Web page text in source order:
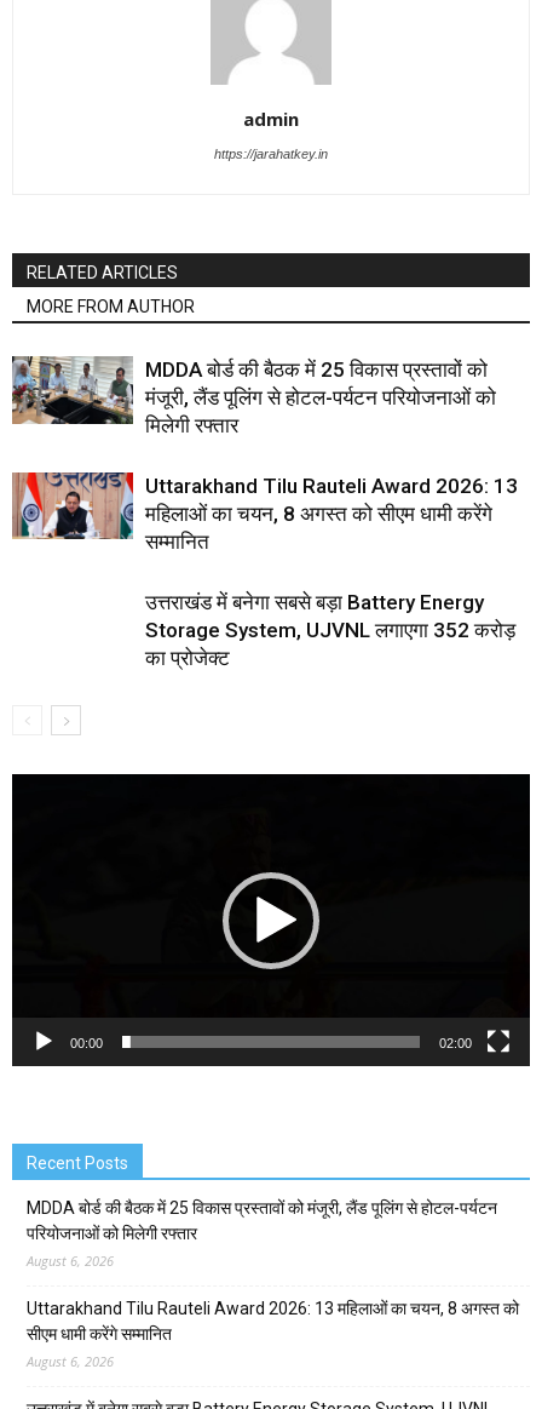
admin
https://jarahatkey.in
RELATED ARTICLES
MORE FROM AUTHOR
MDDA बोर्ड की बैठक में 25 विकास प्रस्तावों को
मंजूरी, लैंड पूलिंग से होटल-पर्यटन परियोजनाओं को
मिलेगी रफ्तार
Uttarakhand Tilu Rauteli Award 2026: 13
महिलाओं का चयन, 8 अगस्त को सीएम धामी करेंगे
सम्मानित
उत्तराखंड में बनेगा सबसे बड़ा Battery Energy
Storage System, UJVNL लगाएगा 352 करोड़
का प्रोजेक्ट
00:00 02:00
Recent Posts
MDDA बोर्ड की बैठक में 25 विकास प्रस्तावों को मंजूरी, लैंड पूलिंग से होटल-पर्यटन
परियोजनाओं को मिलेगी रफ्तार
August 6, 2026
Uttarakhand Tilu Rauteli Award 2026: 13 महिलाओं का चयन, 8 अगस्त को
सीएम धामी करेंगे सम्मानित
August 6, 2026